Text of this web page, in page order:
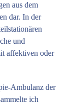
aus dem
dar. In der
und
affektiven oder
Ambulanz der
ich